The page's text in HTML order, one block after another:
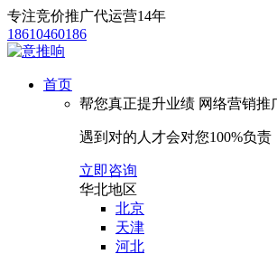
专注竞价推广代运营14年
18610460186
首页
帮您真正提升业绩 网络营销推
遇到对的人才会对您100%负责
立即咨询
华北地区
北京
天津
河北